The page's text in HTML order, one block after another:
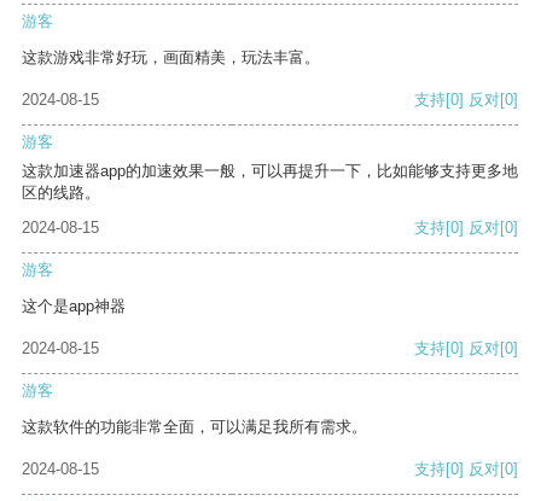
游客
这款游戏非常好玩，画面精美，玩法丰富。
2024-08-15 支持[0] 反对[0]
游客
这款加速器app的加速效果一般，可以再提升一下，比如能够支持更多地
区的线路。
2024-08-15
支持[0] 反对[0]
游客
这个是app神器
2024-08-15 支持[0] 反对[0]
游客
这款软件的功能非常全面，可以满足我所有需求。
2024-08-15 支持[0] 反对[0]